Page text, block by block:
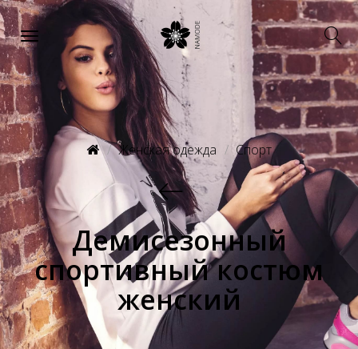
Женская одежда Спорт
Демисезонный
спортивный костюм
женский